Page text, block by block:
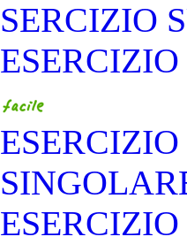
SERCIZIO